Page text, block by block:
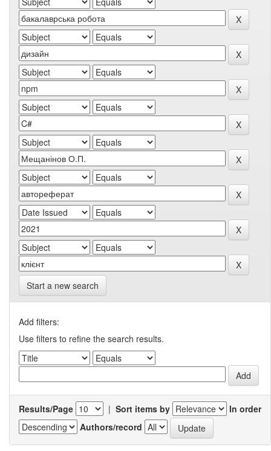
Start a new search
Add filters:
Use filters to refine the search results.
Results/Page | Sort items by
In order
Authors/record